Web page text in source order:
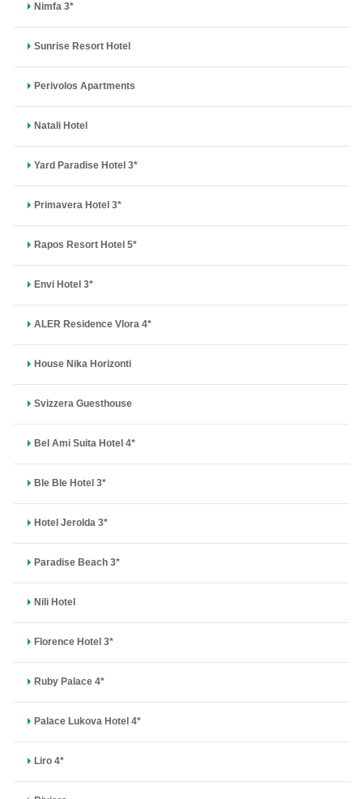
Nimfa 3*
Sunrise Resort Hotel
Perivolos Apartments
Natali Hotel
Yard Paradise Hotel 3*
Primavera Hotel 3*
Rapos Resort Hotel 5*
Envi Hotel 3*
ALER Residence Vlora 4*
House Nika Horizonti
Svizzera Guesthouse
Bel Ami Suita Hotel 4*
Ble Ble Hotel 3*
Hotel Jerolda 3*
Paradise Beach 3*
Nili Hotel
Florence Hotel 3*
Ruby Palace 4*
Palace Lukova Hotel 4*
Liro 4*